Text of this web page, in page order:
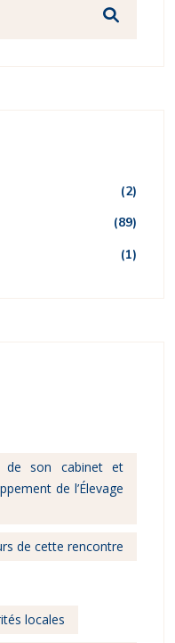
(2)
(89)
(1)
de son cabinet et
de l’Élevage
de cette rencontre
locales